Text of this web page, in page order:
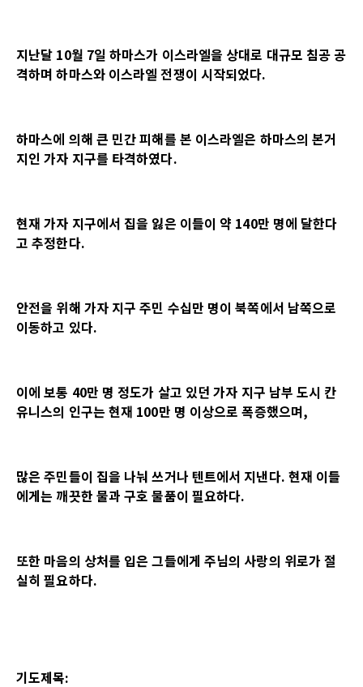
지난달 10월 7일 하마스가 이스라엘을 상대로 대규모 침공 공
격하며 하마스와 이스라엘 전쟁이 시작되었다.
하마스에 의해 큰 민간 피해를 본 이스라엘은 하마스의 본거
지인 가자 지구를 타격하였다.
현재 가자 지구에서 집을 잃은 이들이 약 140만 명에 달한다
고 추정한다.
안전을 위해 가자 지구 주민 수십만 명이 북쪽에서 남쪽으로
이동하고 있다.
이에 보통 40만 명 정도가 살고 있던 가자 지구 남부 도시 칸
유니스의 인구는 현재 100만 명 이상으로 폭증했으며,
많은 주민들이 집을 나눠 쓰거나 텐트에서 지낸다. 현재 이들
에게는 깨끗한 물과 구호 물품이 필요하다.
또한 마음의 상처를 입은 그들에게 주님의 사랑의 위로가 절
실히 필요하다.
기도제목: